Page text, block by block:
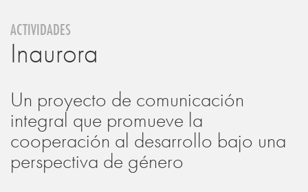
ACTIVIDADES
Inaurora
Un proyecto de comunicación
integral que promueve la
cooperación al desarrollo bajo una
perspectiva de género